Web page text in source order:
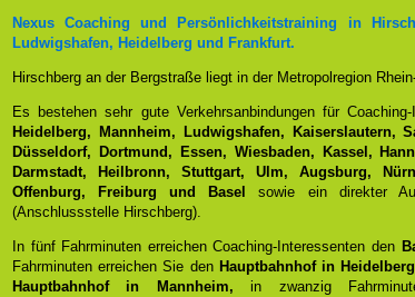
Nexus Coaching und Persönlichkeitstraining in
Ludwigshafen, Heidelberg und Frankfurt.
Hirschberg an der Bergstraße liegt in der Metropolregion
Es bestehen sehr gute Verkehrsanbindungen für
Heidelberg, Mannheim, Ludwigshafen, Kaiserslautern,
Düsseldorf, Dortmund, Essen, Wiesbaden, Kassel,
Darmstadt, Heilbronn, Stuttgart, Ulm, Augsburg,
Offenburg, Freiburg und Basel
sowie ein direkter
(Anschlussstelle Hirschberg).
In fünf Fahrminuten erreichen Coaching-Interessenten den
Fahrminuten erreichen Sie den Hauptbahnhof in Heidelberg
Hauptbahnhof in Mannheim, in zwanzig